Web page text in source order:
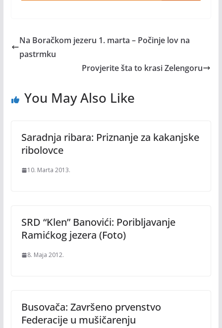
Na Boračkom jezeru 1. marta – Počinje lov na
pastrmku
Provjerite šta to krasi Zelengoru
You May Also Like
Saradnja ribara: Priznanje za kakanjske
ribolovce
10. Marta 2013.
SRD “Klen” Banovići: Poribljavanje
Ramićkog jezera (Foto)
8. Maja 2012.
Busovača: Završeno prvenstvo
Federacije u mušičarenju